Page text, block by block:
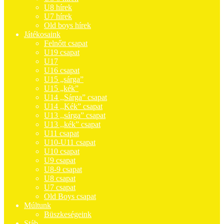
U8 hírek
U7 hírek
Old boys hírek
Játékosaink
Felnőtt csapat
U19 csapat
U17
U16 csapat
U15 „sárga”
U15 „kék”
U14 ,,Sárga” csapat
U14 ,,Kék” csapat
U13 ,,sárga” csapat
U13 ,,kék” csapat
U11 csapat
U10-U11 csapat
U10 csapat
U9 csapat
U8-9 csapat
U8 csapat
U7 csapat
Old Boys csapat
Múltunk
Büszkeségeink